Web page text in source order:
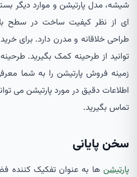
شیشه، مدل پارتیشن و موارد دیگر
ای از نظر کیفیت ساخت در سطح
طراحی خلاقانه و مدرن دارد. برای
توانید از طرحینه کمک بگیرید.
زمینه فروش پارتیشن را به شما
اطلاعات دقیق در مورد پارتیشن می
تماس بگیرید.
سخن پایانی
پارتیشن ها به عنوان تفکیک کننده